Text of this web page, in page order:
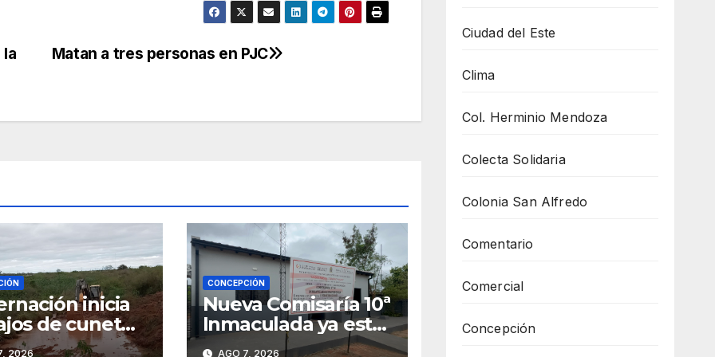
Matan a tres personas en PJC
la
inicia
de cuneteo
Fracción José
2026
CONCEPCIÓN
Nueva Comisaría 10ª
Inmaculada ya está
operativa tras
AGO 7, 2026
Ciudad del Este
Clima
Col. Herminio Mendoza
Colecta Solidaria
Colonia San Alfredo
Comentario
Comercial
Concepción